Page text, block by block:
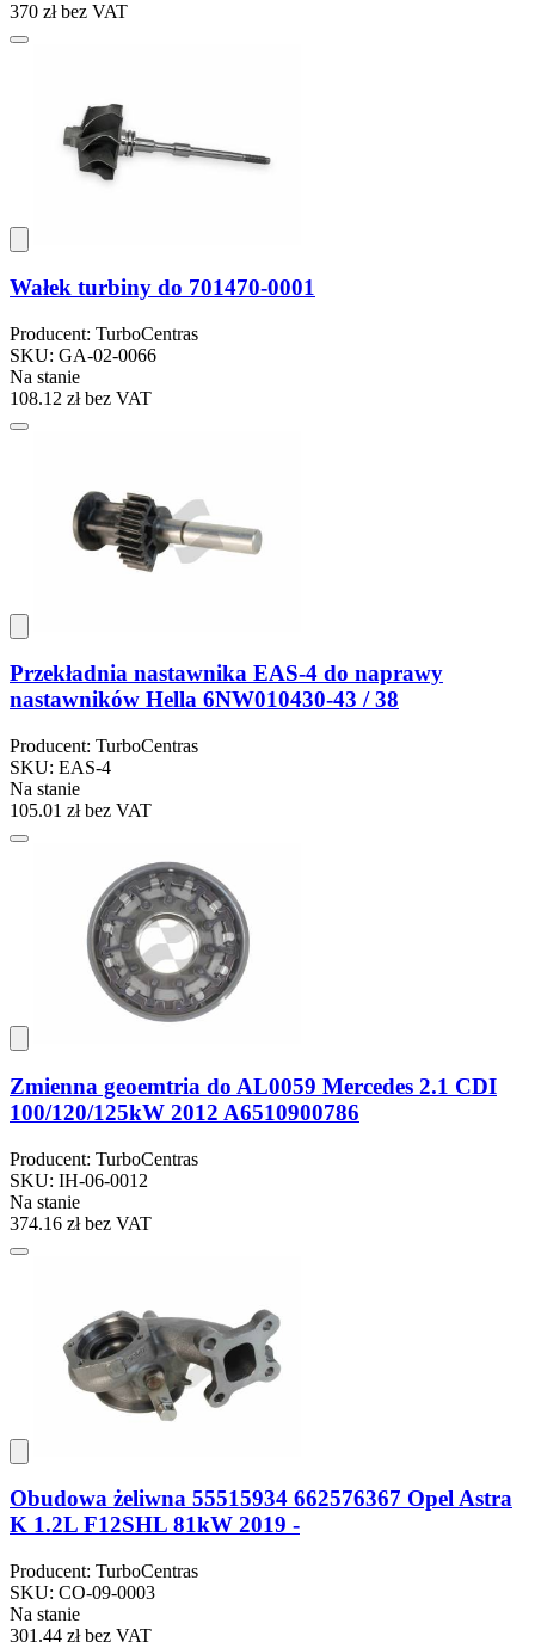
370 złbez VAT
Wałek turbiny do 701470-0001
Producent: TurboCentras
SKU: GA-02-0066
Na stanie
108.12 złbez VAT
Przekładnia nastawnika EAS-4 do naprawy
nastawników Hella 6NW010430-43 / 38
Producent: TurboCentras
SKU: EAS-4
Na stanie
105.01 złbez VAT
Zmienna geoemtria do AL0059 Mercedes 2.1 CDI
100/120/125kW 2012 A6510900786
Producent: TurboCentras
SKU: IH-06-0012
Na stanie
374.16 złbez VAT
Obudowa żeliwna 55515934 662576367 Opel Astra
K 1.2L F12SHL 81kW 2019 -
Producent: TurboCentras
SKU: CO-09-0003
Na stanie
301.44 złbez VAT